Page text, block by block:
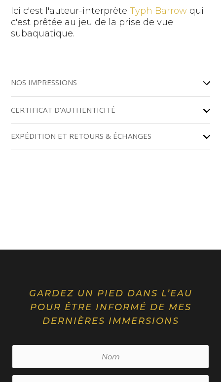
Ici c'est l'auteur-interprèteTyph Barrow qui
c'est prêtée au jeu de la prise de vue
subaquatique.
t
e
t
i
NOS IMPRESSIONS
CERTIFICAT D'AUTHENTICITÉ
EXPÉDITION ET RETOURS & ÉCHANGES
GARDEZ UN PIED DANS L’EAU
POUR ÊTRE INFORMÉ DE MES
DERNIÈRES IMMERSIONS